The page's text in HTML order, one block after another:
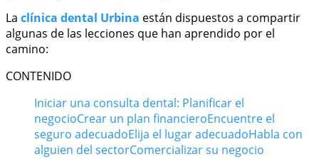
La clínica dental Urbina están dispuestos a compartir
algunas de las lecciones que han aprendido por el
camino:
CONTENIDO
Iniciar una consulta dental: Planificar el
negocioCrear un plan financieroEncuentre el
seguro adecuadoElija el lugar adecuadoHabla con
alguien del sectorComercializar su negocio